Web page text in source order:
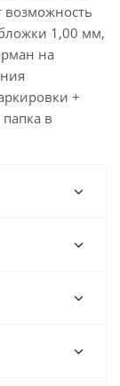
возможность
1,00 мм,
на
+
в